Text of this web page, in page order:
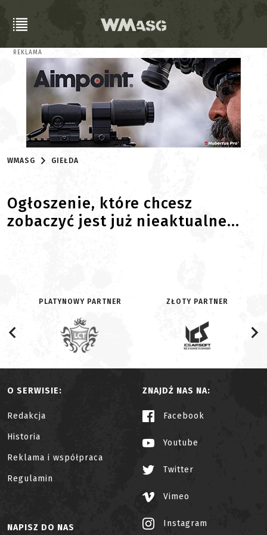
REKLAMA
WMASG GIEŁDA
Ogłoszenie, które chcesz
zobaczyć jest już nieaktualne...
PLATYNOWY PARTNER ZŁOTY PARTNER
O SERWISIE:
Redakcja
Historia
Reklama i współpraca
Regulamin
ZNAJDŹ NAS NA:
Facebook
Youtube
Twitter
Vimeo
Instagram
NAPISZ DO NAS